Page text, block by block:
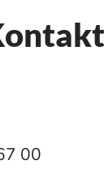
00